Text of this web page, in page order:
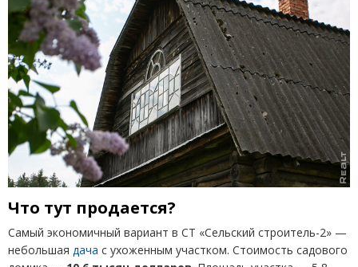
Что тут продается?
Самый экономичный вариант в СТ «Сельский строитель-2» —
небольшая дача с ухоженным участком. Стоимость садового